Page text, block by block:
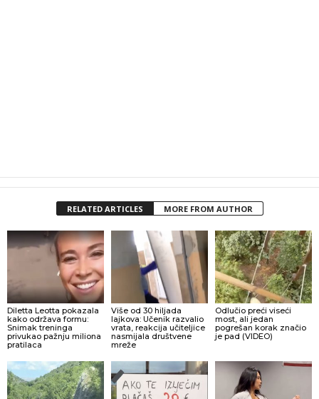
RELATED ARTICLES MORE FROM AUTHOR
Diletta Leotta pokazala
kako održava formu:
Snimak treninga
privukao pažnju miliona
pratilaca
Više od 30 hiljada
lajkova: Učenik razvalio
vrata, reakcija učiteljice
nasmijala društvene
mreže
Odlučio preći viseći
most, ali jedan
pogrešan korak značio
je pad (VIDEO)